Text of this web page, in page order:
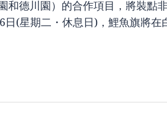
和德川園）的合作項目，將裝點
(星期二・休息日)，鯉魚旗將